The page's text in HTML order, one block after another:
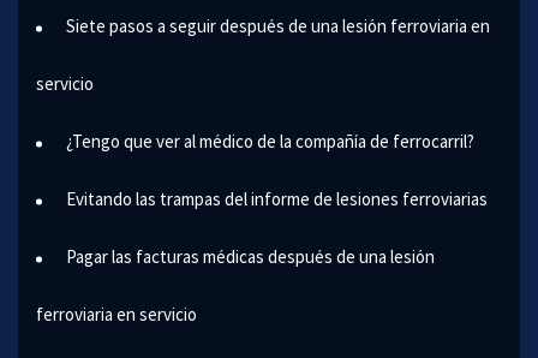
Siete pasos a seguir después de una lesión ferroviaria en
servicio
¿Tengo que ver al médico de la compañía de ferrocarril?
Evitando las trampas del informe de lesiones ferroviarias
Pagar las facturas médicas después de una lesión
ferroviaria en servicio